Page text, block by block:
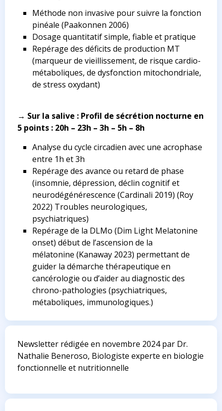
Méthode non invasive pour suivre la fonction
pinéale (Paakonnen 2006)
Dosage quantitatif simple, fiable et pratique
Repérage des déficits de production MT
(marqueur de vieillissement, de risque cardio-
métaboliques, de dysfonction mitochondriale,
de stress oxydant)
→ Sur la salive : Profil de sécrétion nocturne en
5 points : 20h – 23h – 3h – 5h – 8h
Analyse du cycle circadien avec une acrophase
entre 1h et 3h
Repérage des avance ou retard de phase
(insomnie, dépression, déclin cognitif et
neurodégénérescence (Cardinali 2019) (Roy
2022) Troubles neurologiques,
psychiatriques)
Repérage de la DLMo (Dim Light Melatonine
onset) début de l’ascension de la
mélatonine (Kanaway 2023) permettant de
guider la démarche thérapeutique en
cancérologie ou d’aider au diagnostic des
chrono-pathologies (psychiatriques,
métaboliques, immunologiques.)
Newsletter rédigée en novembre 2024 par Dr.
Nathalie Beneroso, Biologiste experte en biologie
fonctionnelle et nutritionnelle